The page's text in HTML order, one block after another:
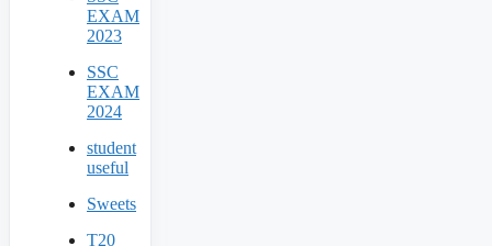
EXAM
2023
SSC
EXAM
2024
student
useful
Sweets
T20